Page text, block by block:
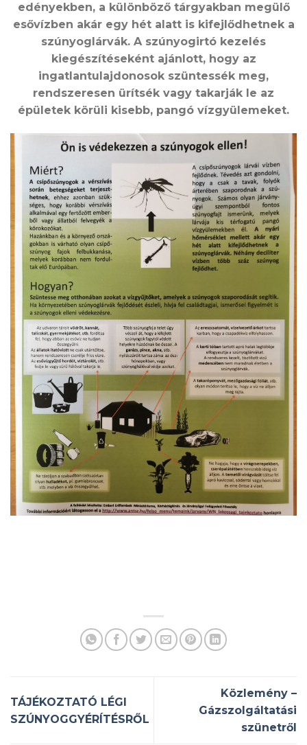
edényekben, a különböző tárgyakban megülő
esővízben akár egy hét alatt is kifejlődhetnek a
szúnyoglárvák. A szúnyogirtó kezelés
kiegészítéseként ajánlott, hogy az
ingatlantulajdonosok szüntessék meg,
rendszeresen ürítsék vagy takarják le az
épületek körüli kisebb, pangó vízgyülemeket.
TÁJÉKOZTATÓ LÉGI
SZÚNYOGGYÉRÍTÉSRŐL
Közlemény –
Gázszolgáltatási
szünetről